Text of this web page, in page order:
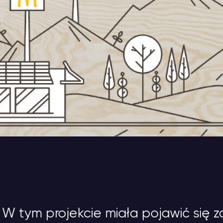
W tym projekcie miała pojawić się